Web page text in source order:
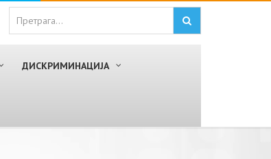
ДИСКРИМИНАЦИЈА